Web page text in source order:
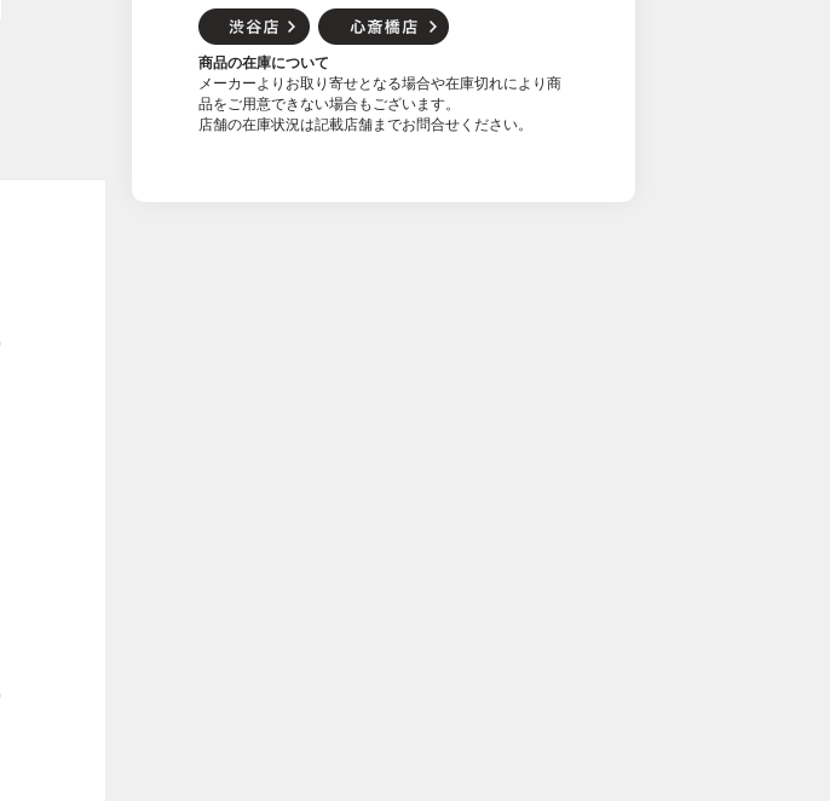
商品の在庫について
メーカーよりお取り寄せとなる場合や在庫切れにより商
品をご用意できない場合もございます。
店舗の在庫状況は記載店舗までお問合せください。